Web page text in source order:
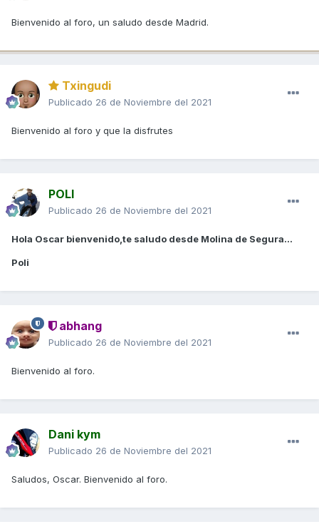
Bienvenido al foro, un saludo desde Madrid.
Txingudi
Publicado 26 de Noviembre del 2021
Bienvenido al foro y que la disfrutes
POLI
Publicado 26 de Noviembre del 2021
Hola Oscar bienvenido,te saludo desde Molina de Segura...
Poli
abhang
Publicado 26 de Noviembre del 2021
Bienvenido al foro.
Dani kym
Publicado 26 de Noviembre del 2021
Saludos, Oscar. Bienvenido al foro.